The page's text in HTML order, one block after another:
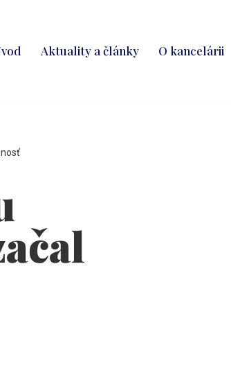
Aktuality a články O kancelárii